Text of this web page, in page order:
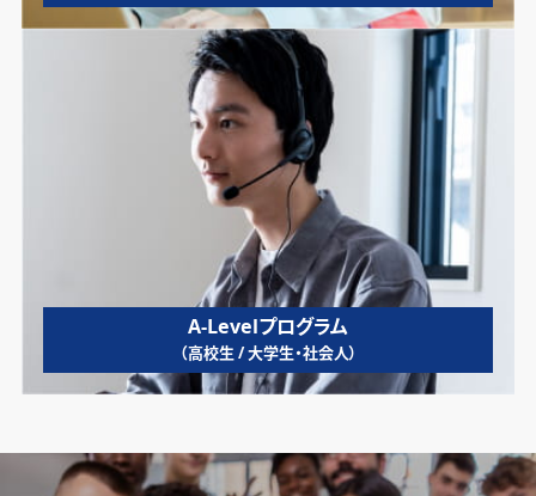
A-Levelプログラム
（高校生 / 大学生・社会人）